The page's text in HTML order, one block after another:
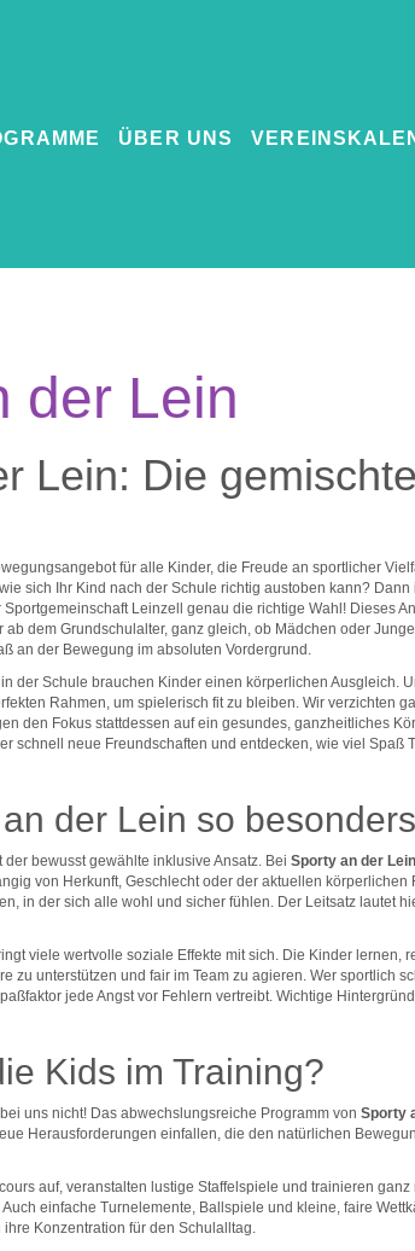
ÜBER UNS
der Lein
Lein: Die
für alle Kinder, die Freude an sportlicher
sich Ihr Kind nach der Schule richtig austoben kann? Dann
Sportgemeinschaft Leinzell genau die richtige Wahl! Dieses
dem Grundschulalter, ganz gleich, ob Mädchen oder
an der Bewegung im absoluten Vordergrund.
der Schule brauchen Kinder einen körperlichen Ausgleich.
Rahmen, um spielerisch fit zu bleiben. Wir verzichten
den Fokus stattdessen auf ein gesundes, ganzheitliches
schnell neue Freundschaften und entdecken, wie viel Spaß
der Lein so
bewusst gewählte inklusive Ansatz. Bei Sporty an der Lein
von Herkunft, Geschlecht oder der aktuellen körperlichen
in der sich alle wohl und sicher fühlen. Der Leitsatz lautet
viele wertvolle soziale Effekte mit sich. Die Kinder lernen,
zu unterstützen und fair im Team zu agieren. Wer sportlich
jede Angst vor Fehlern vertreibt. Wichtige
Kids im Training?
uns nicht! Das abwechslungsreiche Programm von Sporty
Herausforderungen einfallen, die den natürlichen
auf, veranstalten lustige Staffelspiele und trainieren
einfache Turnelemente, Ballspiele und kleine, faire
Konzentration für den Schulalltag.